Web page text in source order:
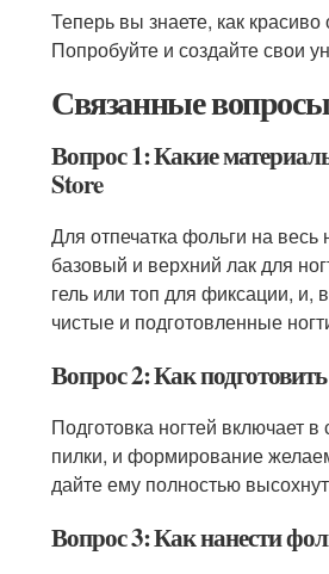
Теперь вы знаете, как
Попробуйте и создайте свои
Связанные
Вопрос 1: Какие
Store
Для отпечатка фольги на
базовый и верхний лак для
гель или топ для фиксации,
чистые и подготовленные
Вопрос 2: Как
Подготовка ногтей включает
пилки, и формирование
дайте ему полностью
Вопрос 3: Как нанести